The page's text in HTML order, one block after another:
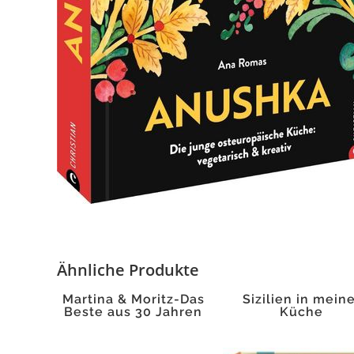
Ähnliche Produkte
Martina & Moritz-Das
Beste aus 30 Jahren
Sizilien in
Küche